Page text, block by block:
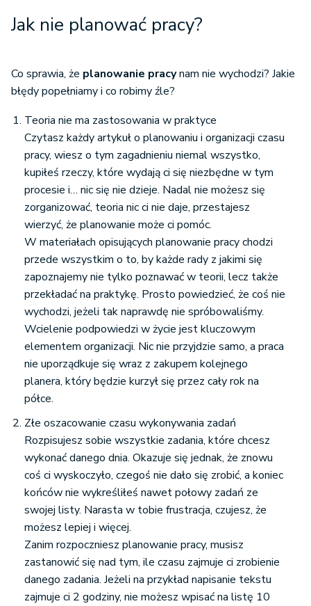
Jak nie planować pracy?
Co sprawia, że planowanie pracynam nie wychodzi? Jakie
błędy popełniamy i co robimy źle?
Teoria nie ma zastosowania w praktyce
Czytasz każdy artykuł o planowaniu i organizacji czasu
pracy, wiesz o tym zagadnieniu niemal wszystko,
kupiłeś rzeczy, które wydają ci się niezbędne w tym
procesie i… nic się nie dzieje. Nadal nie możesz się
zorganizować, teoria nic ci nie daje, przestajesz
wierzyć, że planowanie może ci pomóc.
W materiałach opisujących planowanie pracychodzi
przede wszystkim o to, by każde rady z jakimi się
zapoznajemy nie tylko poznawać w teorii, lecz także
przekładać na praktykę. Prosto powiedzieć, że coś nie
wychodzi, jeżeli tak naprawdę nie spróbowaliśmy.
Wcielenie podpowiedzi w życie jest kluczowym
elementem organizacji. Nic nie przyjdzie samo, a praca
nie uporządkuje się wraz z zakupem kolejnego
planera, który będzie kurzył się przez cały rok na
półce.
Złe oszacowanie czasu wykonywania zadań
Rozpisujesz sobie wszystkie zadania, które chcesz
wykonać danego dnia. Okazuje się jednak, że znowu
coś ci wyskoczyło, czegoś nie dało się zrobić, a koniec
końców nie wykreśliłeś nawet połowy zadań ze
swojej listy. Narasta w tobie frustracja, czujesz, że
możesz lepiej i więcej.
Zanim rozpoczniesz planowanie pracy, musisz
zastanowić się nad tym, ile czasu zajmuje ci zrobienie
danego zadania. Jeżeli na przykład napisanie tekstu
zajmuje ci 2 godziny, nie możesz wpisać na listę 10